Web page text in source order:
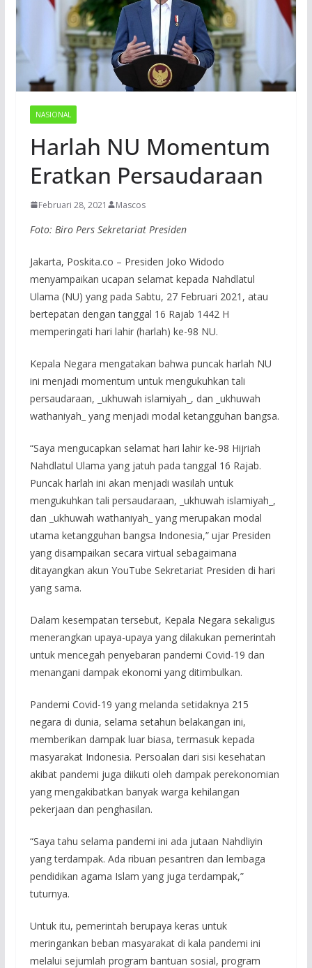
NASIONAL
Harlah NU Momentum
Eratkan Persaudaraan
Februari 28, 2021 Mascos
Foto: Biro Pers Sekretariat Presiden
Jakarta, Poskita.co – Presiden Joko Widodo
menyampaikan ucapan selamat kepada Nahdlatul
Ulama (NU) yang pada Sabtu, 27 Februari 2021, atau
bertepatan dengan tanggal 16 Rajab 1442 H
memperingati hari lahir (harlah) ke-98 NU.
Kepala Negara mengatakan bahwa puncak harlah NU
ini menjadi momentum untuk mengukuhkan tali
persaudaraan, _ukhuwah islamiyah_, dan _ukhuwah
wathaniyah_ yang menjadi modal ketangguhan bangsa.
“Saya mengucapkan selamat hari lahir ke-98 Hijriah
Nahdlatul Ulama yang jatuh pada tanggal 16 Rajab.
Puncak harlah ini akan menjadi wasilah untuk
mengukuhkan tali persaudaraan, _ukhuwah islamiyah_,
dan _ukhuwah wathaniyah_ yang merupakan modal
utama ketangguhan bangsa Indonesia,” ujar Presiden
yang disampaikan secara virtual sebagaimana
ditayangkan akun YouTube Sekretariat Presiden di hari
yang sama.
Dalam kesempatan tersebut, Kepala Negara sekaligus
menerangkan upaya-upaya yang dilakukan pemerintah
untuk mencegah penyebaran pandemi Covid-19 dan
menangani dampak ekonomi yang ditimbulkan.
Pandemi Covid-19 yang melanda setidaknya 215
negara di dunia, selama setahun belakangan ini,
memberikan dampak luar biasa, termasuk kepada
masyarakat Indonesia. Persoalan dari sisi kesehatan
akibat pandemi juga diikuti oleh dampak perekonomian
yang mengakibatkan banyak warga kehilangan
pekerjaan dan penghasilan.
“Saya tahu selama pandemi ini ada jutaan Nahdliyin
yang terdampak. Ada ribuan pesantren dan lembaga
pendidikan agama Islam yang juga terdampak,”
tuturnya.
Untuk itu, pemerintah berupaya keras untuk
meringankan beban masyarakat di kala pandemi ini
melalui sejumlah program bantuan sosial, program